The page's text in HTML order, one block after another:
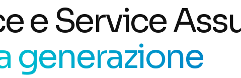
e Service
generazione